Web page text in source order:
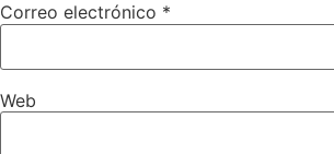
Correo electrónico *
Web